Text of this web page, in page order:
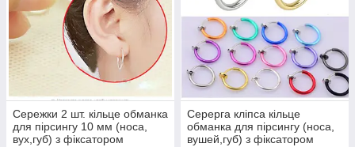
Сережки 2 шт. кільце обманка
для пірсингу 10 мм (носа,
вух,губ) з фіксатором
Серерга кліпса кільце
обманка для пірсингу (носа,
вушей,губ) з фіксатором